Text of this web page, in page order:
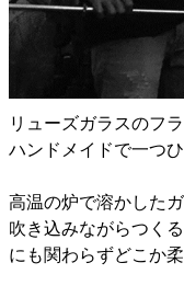
リューズガラスのフ
ハンドメイドで一つ
高温の炉で溶かした
吹き込みながらつく
にも関わらずどこか